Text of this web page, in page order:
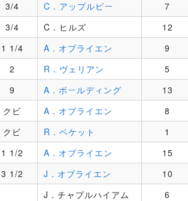
3/4 C．アップルビー
7
3/4 C．ヒルズ
12
1 1/4 A．オブライエン
9
2 R．ヴェリアン
5
9 A．ボールディング
13
クビ A．オブライエン
8
クビ R．ベケット
1
1 1/2 A．オブライエン
15
3 1/2 J．オブライエン
10
J．チャプルハイアム 6